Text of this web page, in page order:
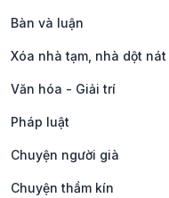
Bàn và luận
Xóa nhà tạm, nhà dột nát
Văn hóa - Giải trí
Pháp luật
Chuyện người già
Chuyện thầm kín